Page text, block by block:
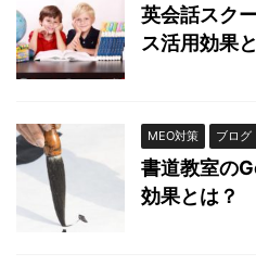
英会話スク
ス活用効果
MEO対策 ブログ
書道教室の
効果とは？